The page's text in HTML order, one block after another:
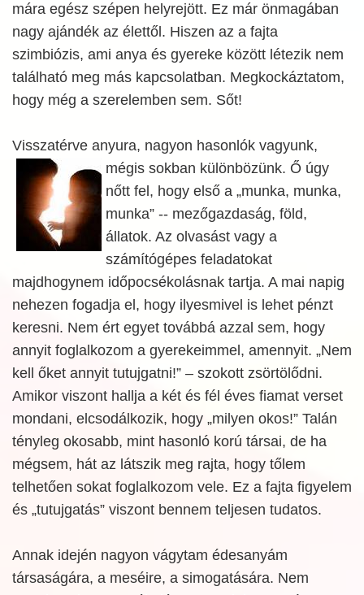
mára egész szépen helyrejött. Ez már önmagában
nagy ajándék az élettől. Hiszen az a fajta
szimbiózis, ami anya és gyereke között létezik nem
található meg más kapcsolatban. Megkockáztatom,
hogy még a szerelemben sem. Sőt!
Visszatérve anyura, nagyon hasonlók vagyunk,
mégis sokban különbözünk. Ő úgy
nőtt fel, hogy első a „munka, munka,
munka” -- mezőgazdaság, föld,
állatok. Az olvasást vagy a
számítógépes feladatokat
majdhogynem időpocsékolásnak tartja. A mai napig
nehezen fogadja el, hogy ilyesmivel is lehet pénzt
keresni. Nem ért egyet továbbá azzal sem, hogy
annyit foglalkozom a gyerekeimmel, amennyit. „Nem
kell őket annyit tutujgatni!” – szokott zsörtölődni.
Amikor viszont hallja a két és fél éves fiamat verset
mondani, elcsodálkozik, hogy „milyen okos!” Talán
tényleg okosabb, mint hasonló korú társai, de ha
mégsem, hát az látszik meg rajta, hogy tőlem
telhetően sokat foglalkozom vele. Ez a fajta figyelem
és „tutujgatás” viszont bennem teljesen tudatos.
Annak idején nagyon vágytam édesanyám
társaságára, a meséire, a simogatására. Nem